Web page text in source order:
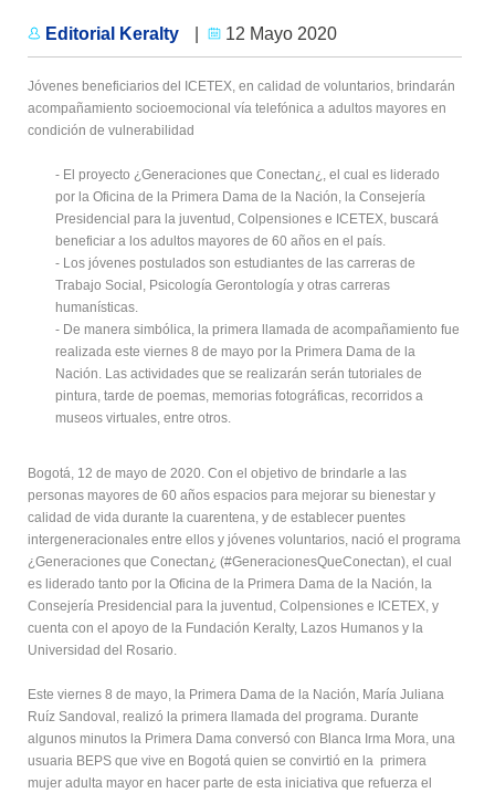
Editorial Keralty 12 Mayo 2020
Jóvenes beneficiarios del ICETEX, en calidad de voluntarios, brindarán
acompañamiento socioemocional vía telefónica a adultos mayores en
condición de vulnerabilidad
- El proyecto ¿Generaciones que Conectan¿, el cual es liderado
por la Oficina de la Primera Dama de la Nación, la Consejería
Presidencial para la juventud, Colpensiones e ICETEX, buscará
beneficiar a los adultos mayores de 60 años en el país.
- Los jóvenes postulados son estudiantes de las carreras de
Trabajo Social, Psicología Gerontología y otras carreras
humanísticas.
- De manera simbólica, la primera llamada de acompañamiento fue
realizada este viernes 8 de mayo por la Primera Dama de la
Nación. Las actividades que se realizarán serán tutoriales de
pintura, tarde de poemas, memorias fotográficas, recorridos a
museos virtuales, entre otros.
Bogotá, 12 de mayo de 2020. Con el objetivo de brindarle a las
personas mayores de 60 años espacios para mejorar su bienestar y
calidad de vida durante la cuarentena, y de establecer puentes
intergeneracionales entre ellos y jóvenes voluntarios, nació el programa
¿Generaciones que Conectan¿ (#GeneracionesQueConectan), el cual
es liderado tanto por la Oficina de la Primera Dama de la Nación, la
Consejería Presidencial para la juventud, Colpensiones e ICETEX, y
cuenta con el apoyo de la Fundación Keralty, Lazos Humanos y la
Universidad del Rosario.
Este viernes 8 de mayo, la Primera Dama de la Nación, María Juliana
Ruíz Sandoval, realizó la primera llamada del programa. Durante
algunos minutos la Primera Dama conversó con Blanca Irma Mora, una
usuaria BEPS que vive en Bogotá quien se convirtió en la primera
mujer adulta mayor en hacer parte de esta iniciativa que refuerza el